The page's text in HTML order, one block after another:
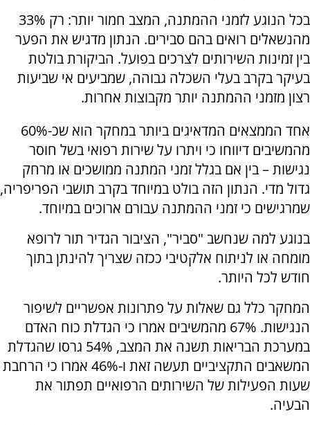
בכל הנוגע לזמני ההמתנה, המצב חמור יותר: רק 33%
מהנשאלים רואים בהם סבירים. הנתון מדגיש את הפער
בין זמינות השירותים לצרכים בפועל. הביקורת בולטת
בעיקר בקרב בעלי השכלה גבוהה, שמביעים אי שביעות
רצון מזמני ההמתנה יותר מקבוצות אחרות.
אחד הממצאים המדאיגים ביותר במחקר הוא שכ-60%
מהמשיבים דיווחו כי ויתרו על שירות רפואי בשל חוסר
נגישות – בין אם בגלל זמני המתנה ממושכים או מרחק
גדול מדי. הנתון הזה בולט במיוחד בקרב תושבי הפריפריה,
שמרגישים כי זמני ההמתנה עבורם ארוכים במיוחד.
בנוגע למה שנחשב "סביר", הציבור הגדיר תור לרופא
מומחה או לניתוח אלקטיבי ככזה שצריך להינתן בתוך
חודש לכל היותר.
המחקר כלל גם שאלות על פתרונות אפשריים לשיפור
הנגישות. 67% מהמשיבים אמרו כי הגדלת כוח האדם
במערכת הבריאות תשנה את המצב, 54% גרסו שהגדלת
המשאבים התקציביים תעשה זאת ו-46% אמרו כי הרחבת
שעות הפעילות של השירותים הרפואיים תפתור את
הבעיה.